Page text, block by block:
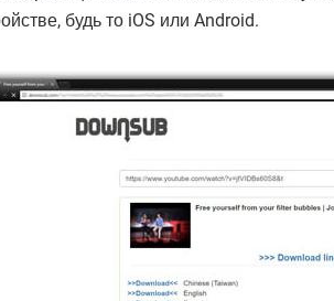
будь то iOS или Android.